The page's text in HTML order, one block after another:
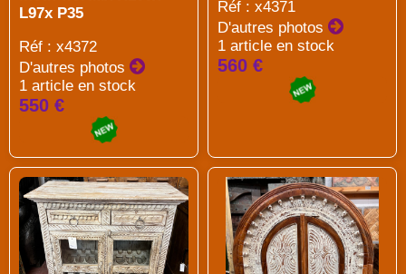
L97x P35
Réf : x4372
D'autres photos
1 article en stock
550 €
Réf : x4371
D'autres photos
1 article en stock
560 €